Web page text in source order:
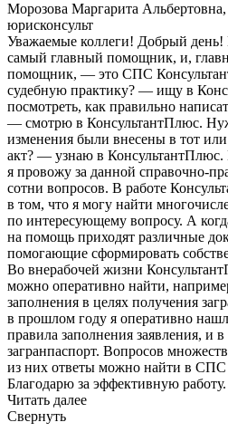
Морозова Маргарита Альбертовна,
юрисконсульт
Уважаемые коллеги! Добрый
самый главный помощник, и,
помощник, — это СПС
судебную практику? — ищу в
посмотреть, как правильно
— смотрю в КонсультантПлюс.
изменения были внесены в тот
акт? — узнаю в КонсультантПлюс.
я провожу за данной справочно-
сотни вопросов. В работе
в том, что я могу найти
по интересующему вопросу. А
на помощь приходят различные
помогающие сформировать
Во внерабочей жизни
можно оперативно найти,
заполнения в целях получения
в прошлом году я оперативно
правила заполнения заявления, и
загранпаспорт. Вопросов
из них ответы можно найти в СПС
Благодарю за эффективную работу.
Читать далее
Свернуть